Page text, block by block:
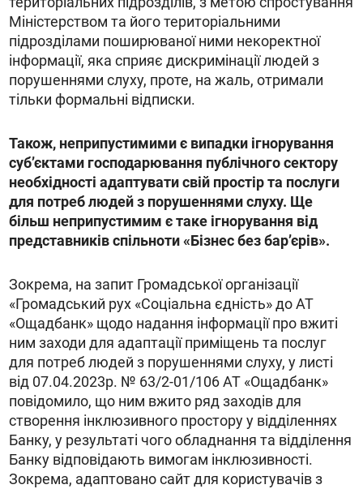
Міністерством та його територіальними
підрозділами поширюваної ними некоректної
інформації, яка сприяє дискримінації людей з
порушеннями слуху, проте, на жаль, отримали
тільки формальні відписки.
Також, неприпустимими є випадки ігнорування
субʼєктами господарювання публічного сектору
необхідності адаптувати свій простір та послуги
для потреб людей з порушеннями слуху. Ще
більш неприпустимим є таке ігнорування від
представників спільноти «Бізнес без барʼєрів».
Зокрема, на запит Громадської організації
«Громадський рух «Соціальна єдність» до АТ
«Ощадбанк» щодо надання інформації про вжиті
ним заходи для адаптації приміщень та послуг
для потреб людей з порушеннями слуху, у листі
від 07.04.2023р. № 63/2-01/106 АТ «Ощадбанк»
повідомило, що ним вжито ряд заходів для
створення інклюзивного простору у відділеннях
Банку, у результаті чого обладнання та відділення
Банку відповідають вимогам інклюзивності.
Зокрема, адаптовано сайт для користувачів з